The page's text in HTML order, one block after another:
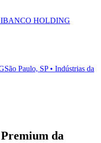
HOLDING
São Paulo, SP • Indústrias da
da